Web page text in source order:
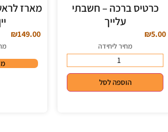
כרטיס ברכה – חשבתי
עלייך
₪5.00
מחיר ליחידה
הוספה לסל
מארז
₪149.00